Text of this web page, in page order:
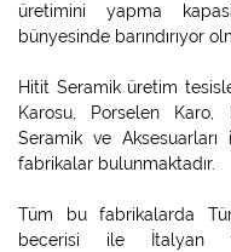
üretimini yapma
bünyesinde barındırıyor
Hitit Seramik üretim
Karosu, Porselen Karo,
Seramik ve
fabrikalar bulunmaktadır.
Tüm bu fabrikalarda
becerisi ile İtalyan